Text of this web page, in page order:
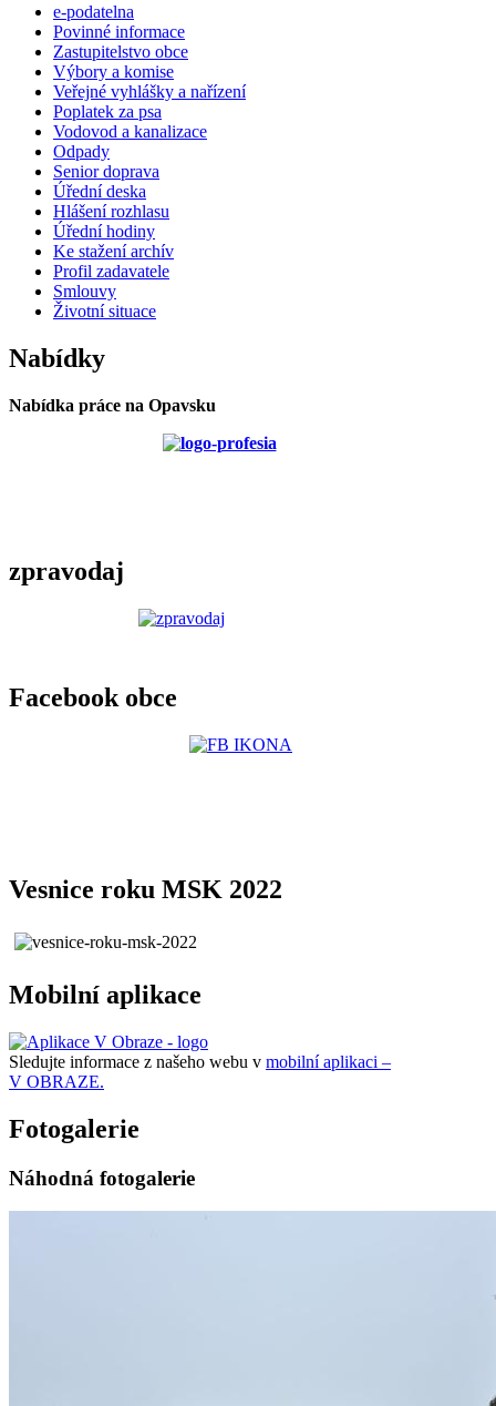
e-podatelna
Povinné informace
Zastupitelstvo obce
Výbory a komise
Veřejné vyhlášky a nařízení
Poplatek za psa
Vodovod a kanalizace
Odpady
Senior doprava
Úřední deska
Hlášení rozhlasu
Úřední hodiny
Ke stažení archív
Profil zadavatele
Smlouvy
Životní situace
Nabídky
Nabídka práce na Opavsku
zpravodaj
Facebook obce
Vesnice roku MSK 2022
Mobilní aplikace
Sledujte informace z našeho webu v mobilní aplikaci –
V OBRAZE.
Fotogalerie
Náhodná fotogalerie